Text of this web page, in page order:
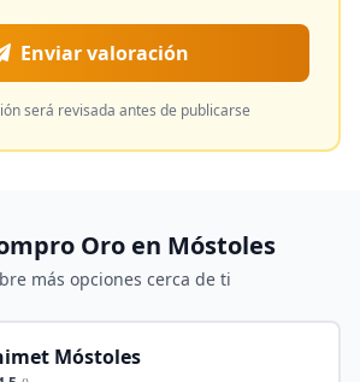
Enviar valoración
será revisada antes de publicarse
Oro en Móstoles
más opciones cerca de ti
Móstoles